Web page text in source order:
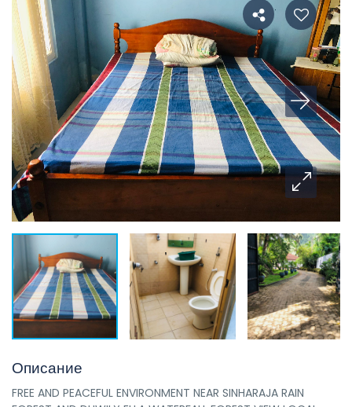
Описание
FREE AND PEACEFUL ENVIRONMENT NEAR SINHARAJA RAIN